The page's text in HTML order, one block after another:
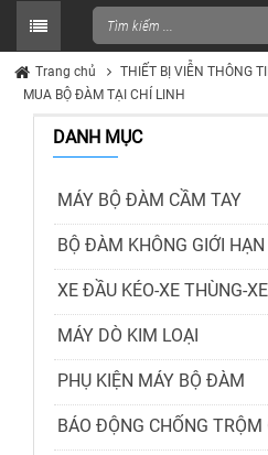
Trang chủ THIẾT BỊ VIỄN THÔNG
MUA BỘ ĐÀM TẠI CHÍ LINH
DANH MỤC
MÁY BỘ ĐÀM CẦM TAY
BỘ ĐÀM KHÔNG GIỚI
XE ĐẦU KÉO-XE THÙNG-
MÁY DÒ KIM LOẠI
PHỤ KIỆN MÁY BỘ ĐÀM
BÁO ĐỘNG CHỐNG TRỘM